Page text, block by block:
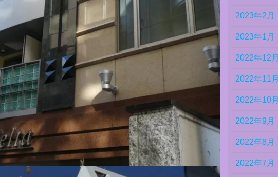
2023年2月
2023年1月
2022年12月
2022年11月
2022年10月
2022年9月
2022年8月
2022年7月